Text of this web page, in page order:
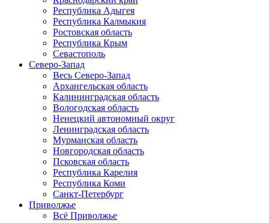
Республика Адыгея
Республика Калмыкия
Ростовская область
Республика Крым
Севастополь
Северо-Запад
Весь Северо-Запад
Архангельская область
Калининградская область
Вологодская область
Ненецкий автономный округ
Ленинградская область
Мурманская область
Новгородская область
Псковская область
Республика Карелия
Республика Коми
Санкт-Петербург
Приволжье
Всё Приволжье